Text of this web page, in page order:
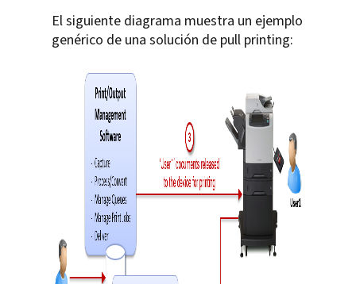
El siguiente diagrama muestra un ejemplo
genérico de una solución de pull printing: